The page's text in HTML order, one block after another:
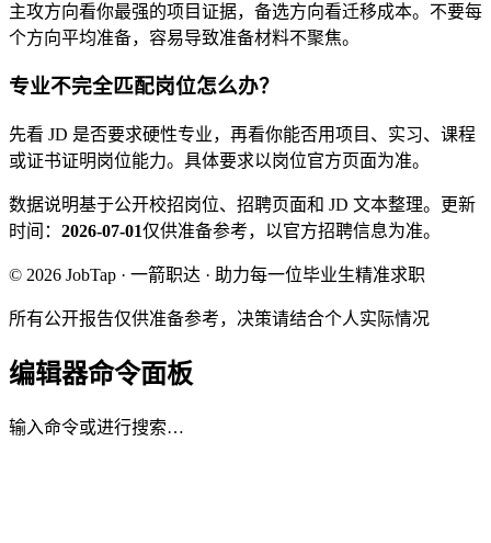
主攻方向看你最强的项目证据，备选方向看迁移成本。不要每
个方向平均准备，容易导致准备材料不聚焦。
专业不完全匹配岗位怎么办？
先看 JD 是否要求硬性专业，再看你能否用项目、实习、课程
或证书证明岗位能力。具体要求以岗位官方页面为准。
数据说明基于公开校招岗位、招聘页面和 JD 文本整理。
更新
时间： 2026-07-01仅供准备参考，以官方招聘信息为准。
© 2026 JobTap · 一箭职达 · 助力每一位毕业生精准求职
所有公开报告仅供准备参考，决策请结合个人实际情况
编辑器命令面板
输入命令或进行搜索…